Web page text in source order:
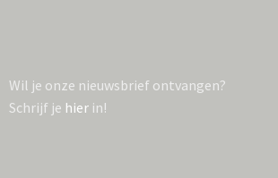
Wil je onze nieuwsbrief ontvangen?
Schrijf je hier in!